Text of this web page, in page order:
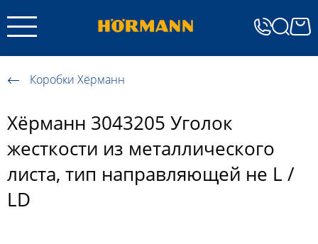
Коробки Хёрманн
Хёрманн 3043205 Уголок
жесткости из металлического
листа, тип направляющей не L /
LD